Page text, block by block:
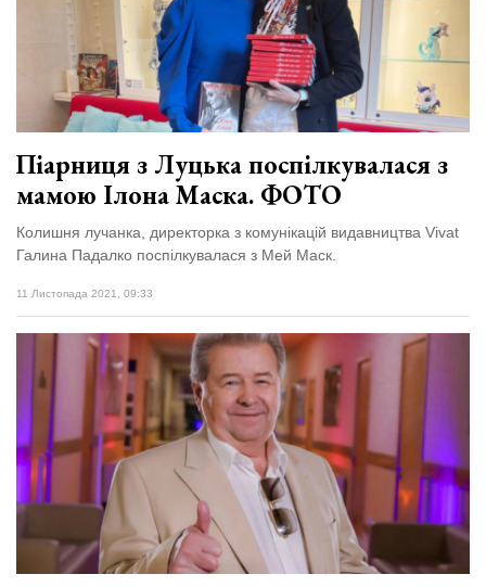
Піарниця з Луцька поспілкувалася з
мамою Ілона Маска. ФОТО
Колишня лучанка, директорка з комунікацій видавництва Vivat
Галина Падалко поспілкувалася з Мей Маск.
11 Листопада 2021, 09:33